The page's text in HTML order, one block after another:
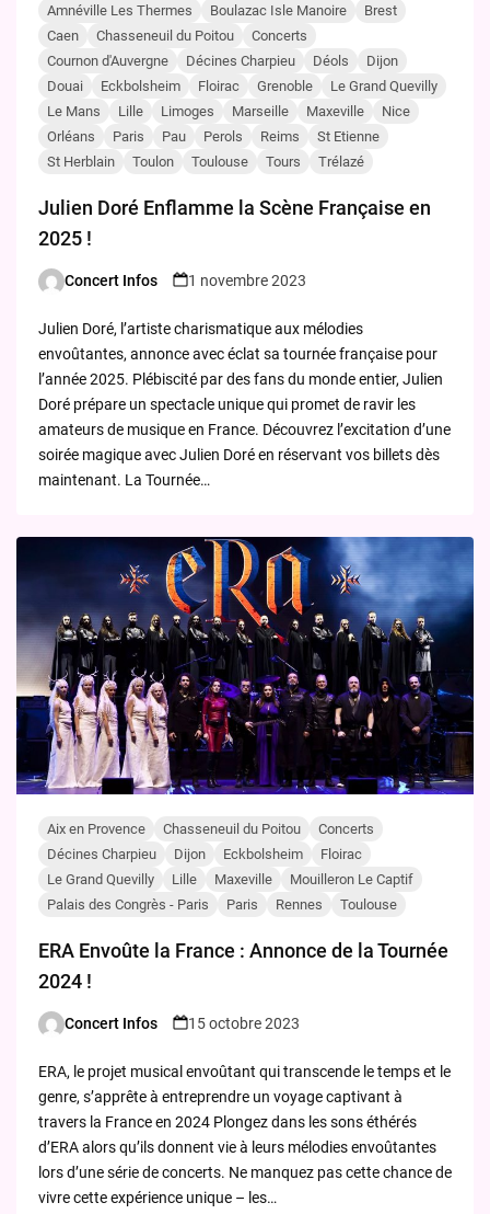
Amnéville Les Thermes
Boulazac Isle Manoire
Brest
Caen
Chasseneuil du Poitou
Concerts
Cournon d'Auvergne
Décines Charpieu Déols
Dijon
Douai
Eckbolsheim Floirac Grenoble
Le Grand Quevilly
Le Mans
Lille Limoges Marseille Maxeville
Nice
Orléans
Paris Pau Perols Reims
St Etienne
St Herblain
Toulon Toulouse Tours Trélazé
Julien Doré Enflamme la Scène Française en
2025 !
Posted
Concert Infos 1 novembre 2023
Julien Doré, l’artiste charismatique aux mélodies
envoûtantes, annonce avec éclat sa tournée française pour
l’année 2025. Plébiscité par des fans du monde entier, Julien
Doré prépare un spectacle unique qui promet de ravir les
amateurs de musique en France. Découvrez l’excitation d’une
soirée magique avec Julien Doré en réservant vos billets dès
maintenant. La Tournée…
Aix en Provence Chasseneuil du Poitou
Concerts
Décines Charpieu
Dijon Eckbolsheim
Floirac
Le Grand Quevilly
Lille Maxeville
Mouilleron Le Captif
Palais des Congrès - Paris
Paris Rennes Toulouse
ERA Envoûte la France : Annonce de la Tournée
2024 !
Posted
Concert Infos 15 octobre 2023
ERA, le projet musical envoûtant qui transcende le temps et le
genre, s’apprête à entreprendre un voyage captivant à
travers la France en 2024 Plongez dans les sons éthérés
d’ERA alors qu’ils donnent vie à leurs mélodies envoûtantes
lors d’une série de concerts. Ne manquez pas cette chance de
vivre cette expérience unique – les…